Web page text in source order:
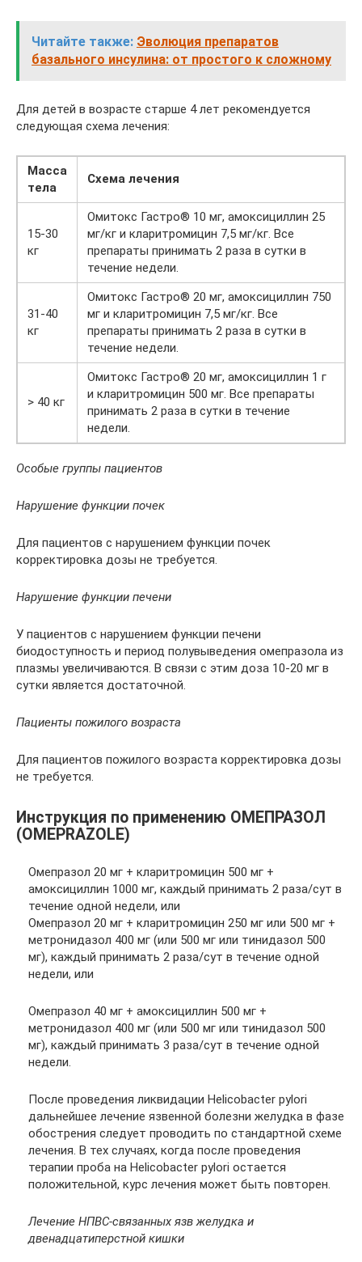
Читайте также: Эволюция препаратов
базального инсулина: от простого к сложному
Для детей в возрасте старше 4 лет рекомендуется
следующая схема лечения:
Масса
тела
Схема лечения
15-30
кг
Омитокс Гастро® 10 мг, амоксициллин 25
мг/кг и кларитромицин 7,5 мг/кг. Все
препараты принимать 2 раза в сутки в
течение недели.
31-40
кг
Омитокс Гастро® 20 мг, амоксициллин 750
мг и кларитромицин 7,5 мг/кг. Все
препараты принимать 2 раза в сутки в
течение недели.
> 40 кг
Омитокс Гастро® 20 мг, амоксициллин 1 г
и кларитромицин 500 мг. Все препараты
принимать 2 раза в сутки в течение
недели.
Особые группы пациентов
Нарушение функции почек
Для пациентов с нарушением функции почек
корректировка дозы не требуется.
Нарушение функции печени
У пациентов с нарушением функции печени
биодоступность и период полувыведения омепразола из
плазмы увеличиваются. В связи с этим доза 10-20 мг в
сутки является достаточной.
Пациенты пожилого возраста
Для пациентов пожилого возраста корректировка дозы
не требуется.
Инструкция по применению ОМЕПРАЗОЛ
(OMEPRAZOLE)
Омепразол 20 мг + кларитромицин 500 мг +
амоксициллин 1000 мг, каждый принимать 2 раза/сут в
течение одной недели, или
Омепразол 20 мг + кларитромицин 250 мг или 500 мг +
метронидазол 400 мг (или 500 мг или тинидазол 500
мг), каждый принимать 2 раза/сут в течение одной
недели, или
Омепразол 40 мг + амоксициллин 500 мг +
метронидазол 400 мг (или 500 мг или тинидазол 500
мг), каждый принимать 3 раза/сут в течение одной
недели.
После проведения ликвидации Helicobacter pylori
дальнейшее лечение язвенной болезни желудка в фазе
обострения следует проводить по стандартной схеме
лечения. В тех случаях, когда после проведения
терапии проба на Helicobacter pylori остается
положительной, курс лечения может быть повторен.
Лечение НПВС-связанных язв желудка и
двенадцатиперстной кишки